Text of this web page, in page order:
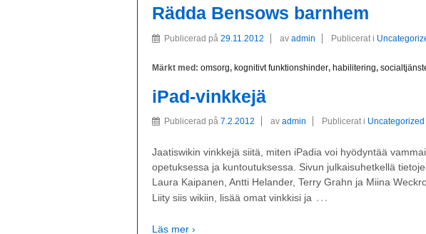
Rädda Bensows barnhem
Publicerad på 29.11.2012 av admin Publicerat i
Märkt med: omsorg, kognitivt funktionshinder, habilitering,
iPad-vinkkejä
Publicerad på 7.2.2012 av admin Publicerat i Uncategorized
Jaatiswikin vinkkejä siitä, miten iPadia voi hyödyntää
opetuksessa ja kuntoutuksessa. Sivun julkaisuhetkellä
Laura Kaipanen, Antti Helander, Terry Grahn ja Miina
Liity siis wikiin, lisää omat vinkkisi ja …
Läs mer ›